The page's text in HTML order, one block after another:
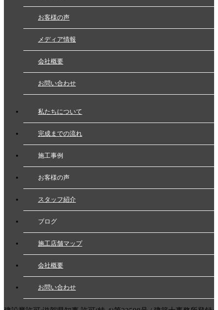
お客様の声
メディア情報
会社概要
お問い合わせ
私たちについて
完成までの流れ
施工事例
お客様の声
スタッフ紹介
ブログ
施工店舗マップ
会社概要
お問い合わせ